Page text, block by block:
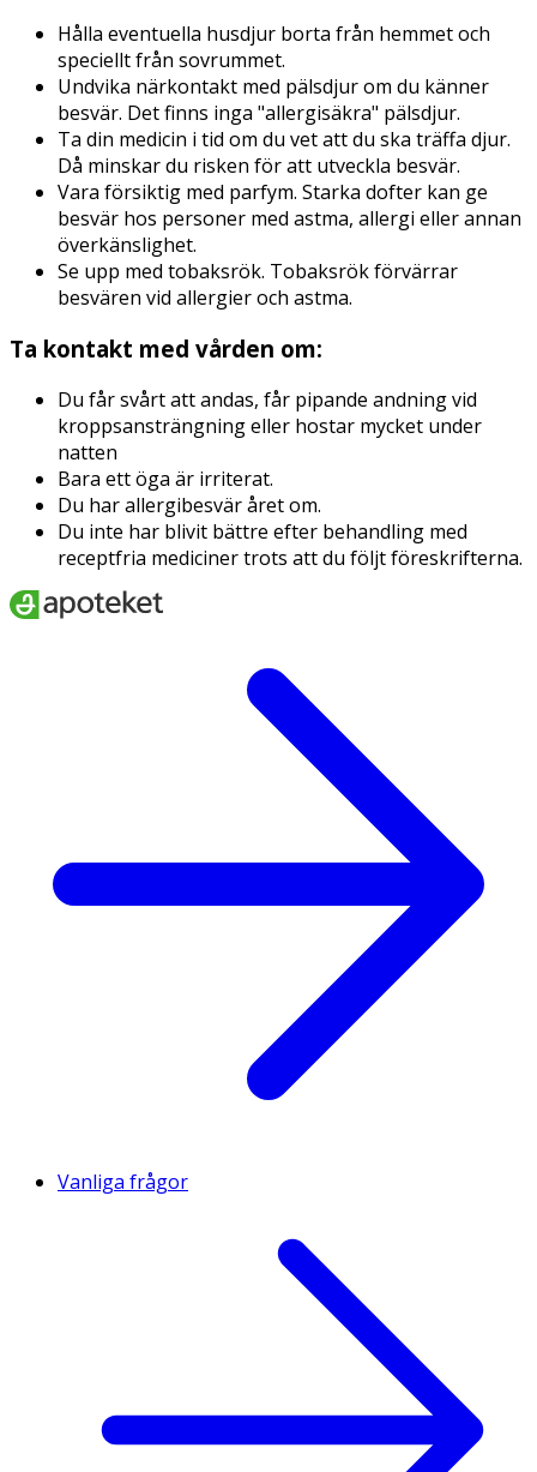
Hålla eventuella husdjur borta från hemmet och
speciellt från sovrummet.
Undvika närkontakt med pälsdjur om du känner
besvär. Det finns inga "allergisäkra" pälsdjur.
Ta din medicin i tid om du vet att du ska träffa djur.
Då minskar du risken för att utveckla besvär.
Vara försiktig med parfym. Starka dofter kan ge
besvär hos personer med astma, allergi eller annan
överkänslighet.
Se upp med tobaksrök. Tobaksrök förvärrar
besvären vid allergier och astma.
Ta kontakt med vården om:
Du får svårt att andas, får pipande andning vid
kroppsansträngning eller hostar mycket under
natten
Bara ett öga är irriterat.
Du har allergibesvär året om.
Du inte har blivit bättre efter behandling med
receptfria mediciner trots att du följt föreskrifterna.
Vanliga frågor